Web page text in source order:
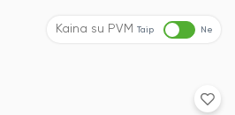
Kaina su PVM Taip Ne